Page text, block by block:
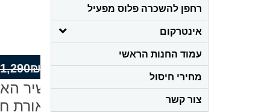
540₪
המחיר
המקורי
395₪
המחיר
הנוכחי
עינית דיגיטלית מצלמת
רחפן להשכרה פלוס מפעיל
אינטרקום
עמוד החנות הראשי
מחירי חיסול
צור קשר